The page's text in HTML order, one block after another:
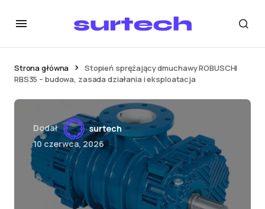
Strona główna
Stopień sprężający dmuchawy ROBUSCHI
RBS35 – budowa, zasada działania i eksploatacja
Dodał
surtech
10 czerwca, 2026